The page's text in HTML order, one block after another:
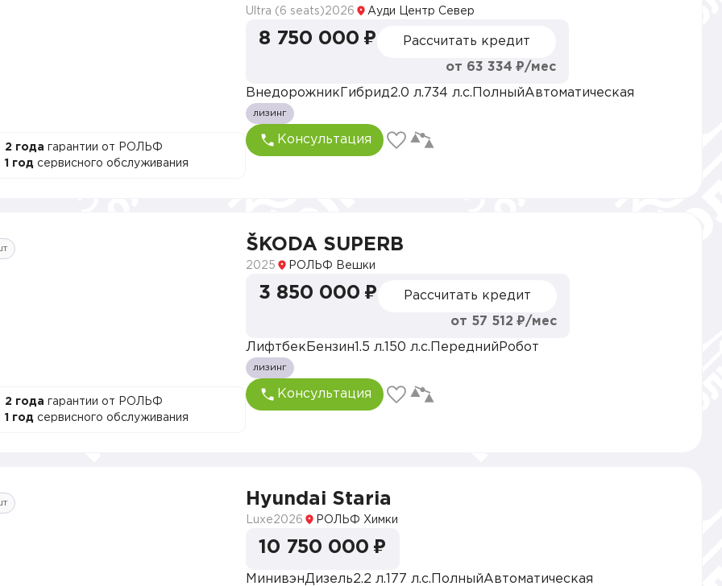
2 года гарантии от РОЛЬФ
1 год сервисного обслуживания
Ultra (6 seats)2026 Ауди Центр Север
8 750 000 ₽ Рассчитать кредит
от 63 334 ₽/мес
Внедорожник Гибрид2.0 л. 734 л.с. ПолныйАвтоматическая
лизинг
Консультация
2 года гарантии от РОЛЬФ
1 год сервисного обслуживания
ŠKODA SUPERB
2025 РОЛЬФ Вешки
3 850 000 ₽ Рассчитать кредит
от 57 512 ₽/мес
Лифтбек Бензин 1.5 л. 150 л.с. Передний Робот
лизинг
Консультация
Hyundai Staria
Luxe2026 РОЛЬФ Химки
10 750 000 ₽
МинивэнДизель2.2 л. 177 л.с. ПолныйАвтоматическая